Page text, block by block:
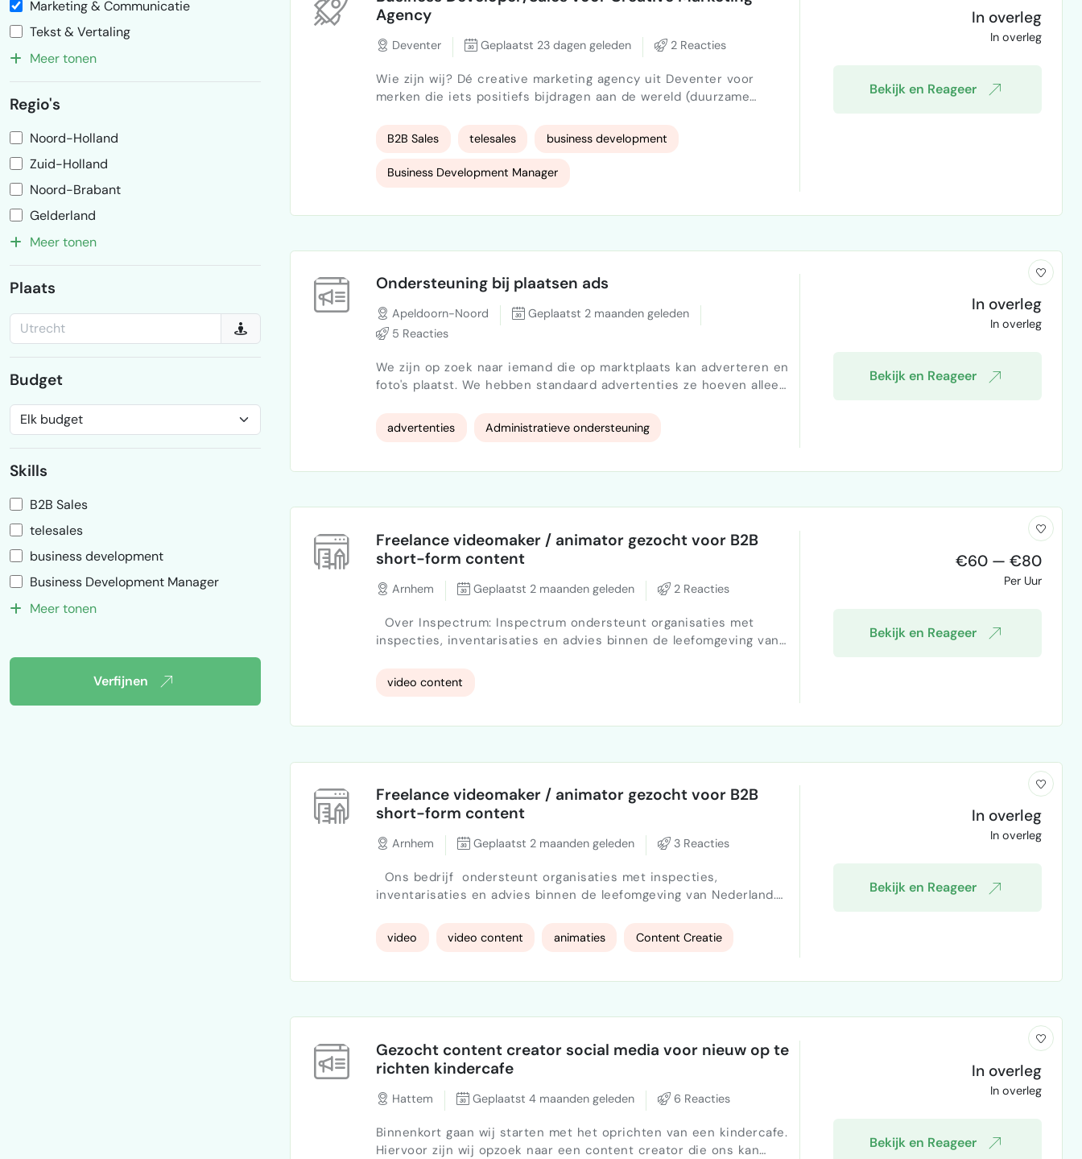
Marketing & Communicatie
Tekst & Vertaling
Meer tonen
Regio's
Noord-Holland
Zuid-Holland
Noord-Brabant
Gelderland
Meer tonen
Plaats
Budget
Skills
B2B Sales
telesales
business development
Business Development Manager
Meer tonen
Verfijnen
Agency
Deventer Geplaatst 23 dagen geleden 2 Reacties
Wie zijn wij? Dé creative marketing agency uit Deventer voor
merken die iets positiefs bijdragen aan de wereld (duurzame
een full-service creatief marketing bureau : van strategie,
branding en contentcreatie (zoals TikTok/UGC) tot promotie en
ad-management. Wat ga je doen? Jij richt je op onze 'sweet spot'
in de markt: gevestigd…
B2B Sales telesales business development
Business Development Manager
In overleg
In overleg
Bekijk en Reageer
Ondersteuning bij plaatsen ads
Apeldoorn-Noord
Geplaatst 2 maanden geleden
5 Reacties
We zijn op zoek naar iemand die op marktplaats kan adverteren en
foto's plaatst. We hebben standaard advertenties ze hoeven alleen
advertenties Administratieve ondersteuning
In overleg
In overleg
Bekijk en Reageer
Freelance videomaker / animator gezocht voor B2B
short-form content
Arnhem Geplaatst 2 maanden geleden 2 Reacties
Over Inspectrum: Inspectrum ondersteunt organisaties met
inspecties, inventarisaties en advies binnen de leefomgeving van
Vastgoedinspecties en vastgoedadvies Inspecties en advies
woningcorporaties, onderwijsinstelli…
video content
€60 — €80
Per Uur
Bekijk en Reageer
Freelance videomaker / animator gezocht voor B2B
short-form content
Arnhem Geplaatst 2 maanden geleden 3 Reacties
Ons bedrijf ondersteunt organisaties met inspecties,
inventarisaties en advies binnen de leefomgeving van Nederland.
Vastgoedinspecties en vastgoedadvies Inspecties en advies
woningcorporaties, onderwijsinstellingen …
video video content animaties Content Creatie
In overleg
In overleg
Bekijk en Reageer
Gezocht content creator social media voor nieuw op te
richten kindercafe
Hattem Geplaatst 4 maanden geleden 6 Reacties
Binnenkort gaan wij starten met het oprichten van een kindercafe.
Hiervoor zijn wij opzoek naar een content creator die ons kan
In overleg
In overleg
Bekijk en Reageer